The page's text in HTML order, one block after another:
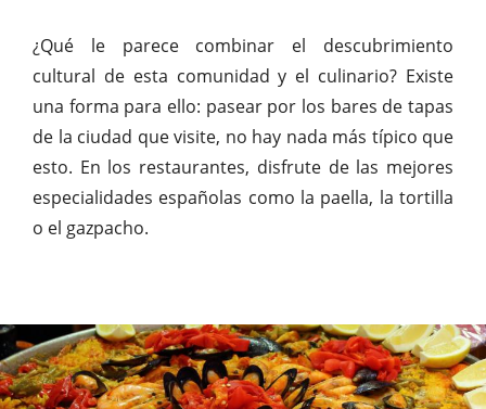
¿Qué le parece combinar el descubrimiento
cultural de esta comunidad y el culinario? Existe
una forma para ello: pasear por los bares de tapas
de la ciudad que visite, no hay nada más típico que
esto. En los restaurantes, disfrute de las mejores
especialidades españolas como la paella, la tortilla
o el gazpacho.